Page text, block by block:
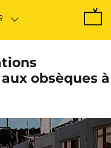
obsèques à